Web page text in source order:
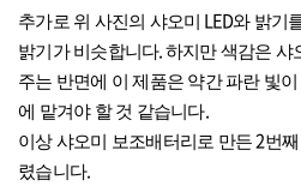
추가로 위 사진의 샤오미 LED와 밝기
밝기가 비슷합니다.하지만 색감은 샤
주는 반면에 이 제품은 약간 파란 빛
에 맡겨야 할 것 같습니다.
이상 샤오미 보조배터리로 만든2번
렸습니다.